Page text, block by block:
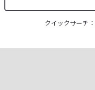
クイックサーチ：